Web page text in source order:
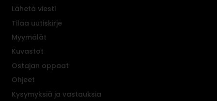
Lähetä viesti
Tilaa uutiskirje
Myymälät
Kuvastot
Ostajan oppaat
Ohjeet
Kysymyksiä ja vastauksia